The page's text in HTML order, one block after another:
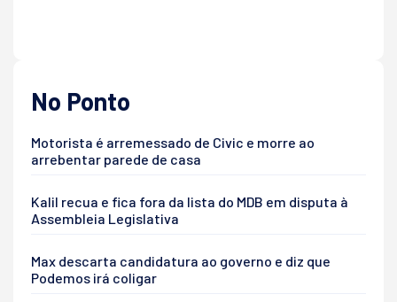
No Ponto
Motorista é arremessado de Civic e morre ao
arrebentar parede de casa
Kalil recua e fica fora da lista do MDB em disputa à
Assembleia Legislativa
Max descarta candidatura ao governo e diz que
Podemos irá coligar